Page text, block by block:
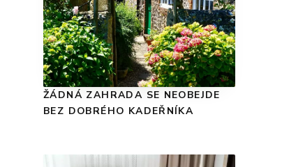
ŽÁDNÁ ZAHRADA SE NEOBEJDE
BEZ DOBRÉHO KADEŘNÍKA